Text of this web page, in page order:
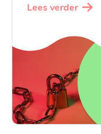
Lees verder